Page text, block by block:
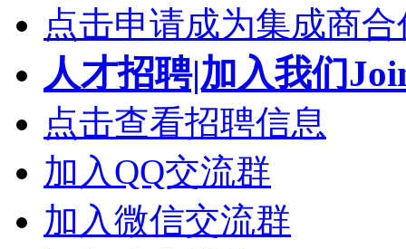
点击申请成为集成商
人才招聘|加入我们
点击查看招聘信息
加入QQ交流群
加入微信交流群